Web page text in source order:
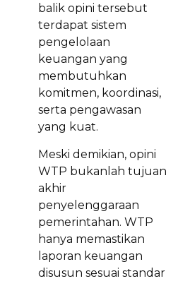
balik opini tersebut
terdapat sistem
pengelolaan
keuangan yang
membutuhkan
komitmen, koordinasi,
serta pengawasan
yang kuat.
Meski demikian, opini
WTP bukanlah tujuan
akhir
penyelenggaraan
pemerintahan. WTP
hanya memastikan
laporan keuangan
disusun sesuai standar